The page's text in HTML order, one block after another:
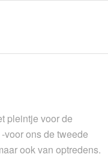
pleintje voor de
ons de tweede
ook van optredens.